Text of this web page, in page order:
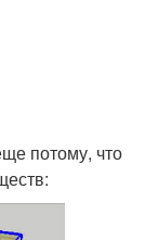
потому, что